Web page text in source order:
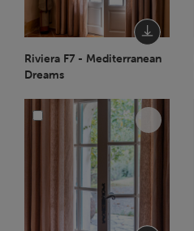
Riviera F7 - Mediterranean
Dreams